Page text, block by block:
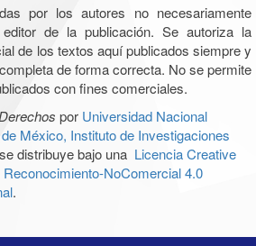
por los autores no necesariamente
de la publicación. Se autoriza la
de los textos aquí publicados siempre y
de forma correcta. No se permite
con fines comerciales.
por Universidad Nacional
México, Instituto de Investigaciones
se distribuye bajo una Licencia Creative
NoComercial 4.0
.